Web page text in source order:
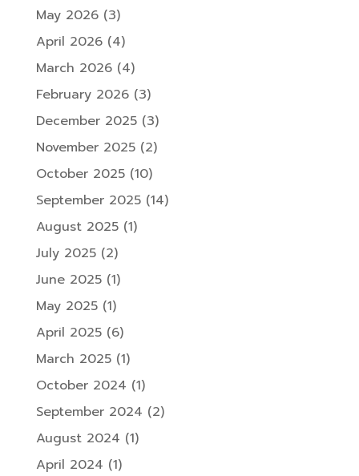
May 2026(3)
April 2026(4)
March 2026(4)
February 2026(3)
December 2025(3)
November 2025(2)
October 2025(10)
September 2025(14)
August 2025(1)
July 2025(2)
June 2025(1)
May 2025(1)
April 2025(6)
March 2025(1)
October 2024 (1)
September 2024 (2)
August 2024 (1)
April 2024 (1)